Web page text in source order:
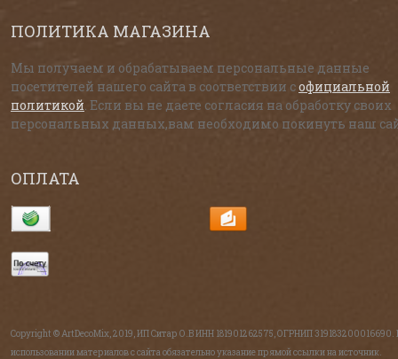
ПОЛИТИКА МАГАЗИНА
Мы получаем и обрабатываем персональные данные
посетителей нашего сайта в соответствии софициальной
политикой . Если вы не даете согласия на обработку своих
персональных данных,вам необходимо покинуть наш
ОПЛАТА
Copyright © ArtDecoMix, 2019, ИП Ситар О.В ИНН 181901262575, ОГРНИП 319183200016690.
использовании материалов с сайта обязательно указание прямой ссылки на источник.